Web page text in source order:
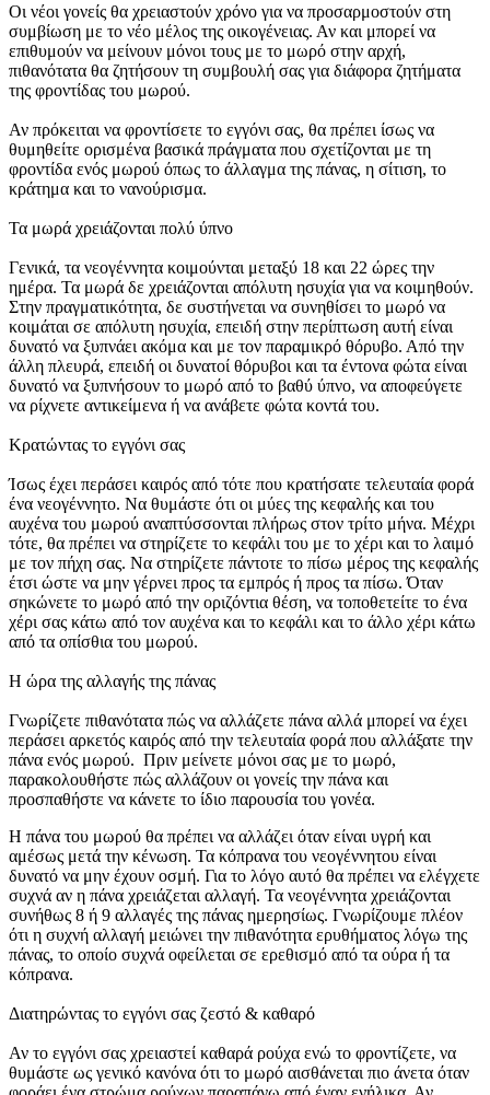
Οι νέοι γονείς θα χρειαστούν χρόνο για να προσαρμοστούν στη
συμβίωση με το νέο μέλος της οικογένειας. Αν και μπορεί να
επιθυμούν να μείνουν μόνοι τους με το μωρό στην αρχή,
πιθανότατα θα ζητήσουν τη συμβουλή σας για διάφορα ζητήματα
της φροντίδας του μωρού.
Αν πρόκειται να φροντίσετε το εγγόνι σας, θα πρέπει ίσως να
θυμηθείτε ορισμένα βασικά πράγματα που σχετίζονται με τη
φροντίδα ενός μωρού όπως το άλλαγμα της πάνας, η σίτιση, το
κράτημα και το νανούρισμα.
Τα μωρά χρειάζονται πολύ ύπνο
Γενικά, τα νεογέννητα κοιμούνται μεταξύ 18 και 22 ώρες την
ημέρα. Τα μωρά δε χρειάζονται απόλυτη ησυχία για να κοιμηθούν.
Στην πραγματικότητα, δε συστήνεται να συνηθίσει το μωρό να
κοιμάται σε απόλυτη ησυχία, επειδή στην περίπτωση αυτή είναι
δυνατό να ξυπνάει ακόμα και με τον παραμικρό θόρυβο. Από την
άλλη πλευρά, επειδή οι δυνατοί θόρυβοι και τα έντονα φώτα είναι
δυνατό να ξυπνήσουν το μωρό από το βαθύ ύπνο, να αποφεύγετε
να ρίχνετε αντικείμενα ή να ανάβετε φώτα κοντά του.
Κρατώντας το εγγόνι σας
Ίσως έχει περάσει καιρός από τότε που κρατήσατε τελευταία φορά
ένα νεογέννητο. Να θυμάστε ότι οι μύες της κεφαλής και του
αυχένα του μωρού αναπτύσσονται πλήρως στον τρίτο μήνα. Μέχρι
τότε, θα πρέπει να στηρίζετε το κεφάλι του με το χέρι και το λαιμό
με τον πήχη σας. Να στηρίζετε πάντοτε το πίσω μέρος της κεφαλής
έτσι ώστε να μην γέρνει προς τα εμπρός ή προς τα πίσω. Όταν
σηκώνετε το μωρό από την οριζόντια θέση, να τοποθετείτε το ένα
χέρι σας κάτω από τον αυχένα και το κεφάλι και το άλλο χέρι κάτω
από τα οπίσθια του μωρού.
Η ώρα της αλλαγής της πάνας
Γνωρίζετε πιθανότατα πώς να αλλάζετε πάνα αλλά μπορεί να έχει
περάσει αρκετός καιρός από την τελευταία φορά που αλλάξατε την
πάνα ενός μωρού. Πριν μείνετε μόνοι σας με το μωρό,
παρακολουθήστε πώς αλλάζουν οι γονείς την πάνα και
προσπαθήστε να κάνετε το ίδιο παρουσία του γονέα.
Η πάνα του μωρού θα πρέπει να αλλάζει όταν είναι υγρή και
αμέσως μετά την κένωση. Τα κόπρανα του νεογέννητου είναι
δυνατό να μην έχουν οσμή. Για το λόγο αυτό θα πρέπει να ελέγχετε
συχνά αν η πάνα χρειάζεται αλλαγή. Τα νεογέννητα χρειάζονται
συνήθως 8 ή 9 αλλαγές της πάνας ημερησίως. Γνωρίζουμε πλέον
ότι η συχνή αλλαγή μειώνει την πιθανότητα ερυθήματος λόγω της
πάνας, το οποίο συχνά οφείλεται σε ερεθισμό από τα ούρα ή τα
κόπρανα.
Διατηρώντας το εγγόνι σας ζεστό & καθαρό
Αν το εγγόνι σας χρειαστεί καθαρά ρούχα ενώ το φροντίζετε, να
θυμάστε ως γενικό κανόνα ότι το μωρό αισθάνεται πιο άνετα όταν